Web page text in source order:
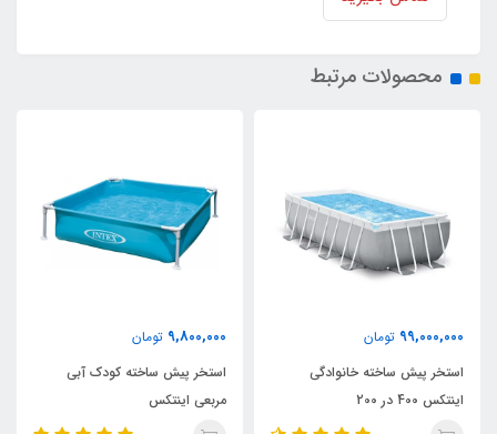
محصولات مرتبط
99,000,000 تومان
استخر پیش ساخته خانوادگی
اینتکس 400 در 200
9,800,000 تومان
استخر پیش ساخته کودک آبی
مربعی اینتکس